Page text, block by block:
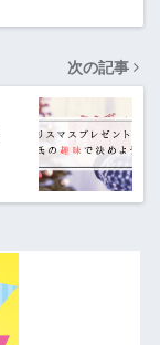
次の記事